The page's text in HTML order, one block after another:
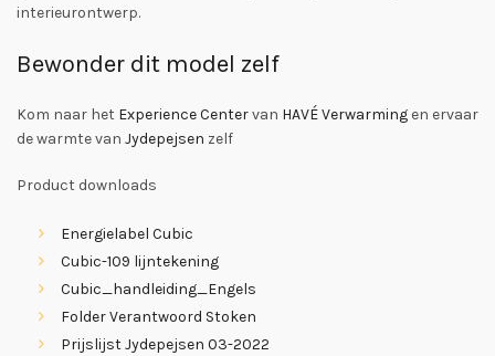
interieurontwerp.
Bewonder dit model zelf
Kom naar het Experience Centervan HAVÉ Verwarming en ervaar
de warmte van Jydepejsen zelf
Product downloads
Energielabel Cubic
Cubic-109 lijntekening
Cubic_handleiding_Engels
Folder Verantwoord Stoken
Prijslijst Jydepejsen 03-2022